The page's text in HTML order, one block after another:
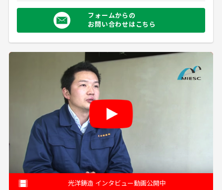
フォームからの
お問い合わせはこちら
光洋鋳造 インタビュー動画公開中